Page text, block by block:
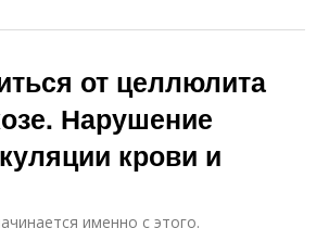
от целлюлита
Нарушение
крови и
именно с этого.